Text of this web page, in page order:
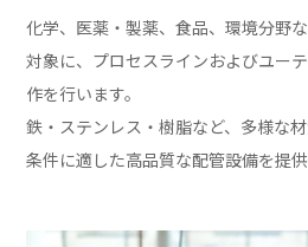
化学、医薬・製薬、食品、環境分野
対象に、プロセスラインおよびユー
作を行います。
鉄・ステンレス・樹脂など、多様な
条件に適した高品質な配管設備を提供